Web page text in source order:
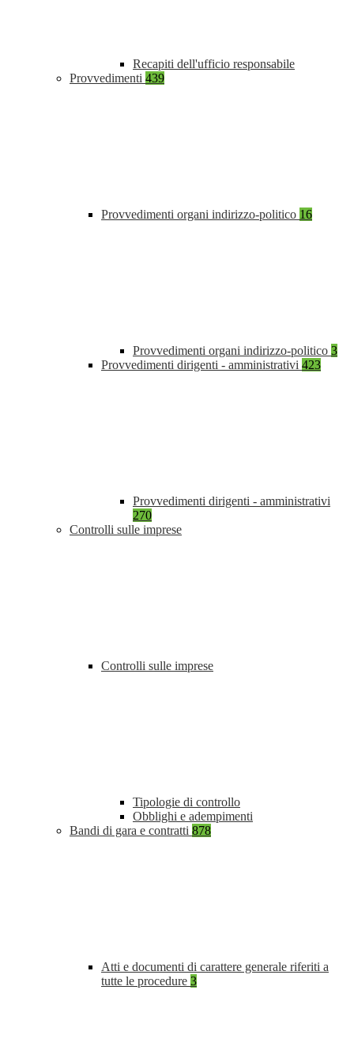
Recapiti dell'ufficio responsabile
Provvedimenti 439
Provvedimenti organi indirizzo-politico 16
Provvedimenti organi indirizzo-politico 3
Provvedimenti dirigenti - amministrativi 423
Provvedimenti dirigenti - amministrativi
270
Controlli sulle imprese
Controlli sulle imprese
Tipologie di controllo
Obblighi e adempimenti
Bandi di gara e contratti 878
Atti e documenti di carattere generale riferiti a
tutte le procedure 3